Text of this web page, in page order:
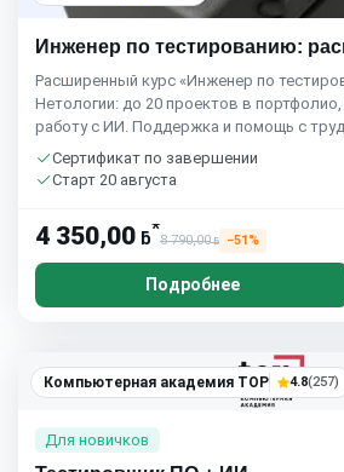
Инженер по тестированию:
Расширенный курс «Инженер по
Нетологии: до 20 проектов в
работу с ИИ. Поддержка и помощь с
Сертификат по завершении
Старт 20 августа
4 350,00 ƃ*
8 790,00ƃ −51%
Подробнее
Компьютерная академия TOP 4.8(257)
Для новичков